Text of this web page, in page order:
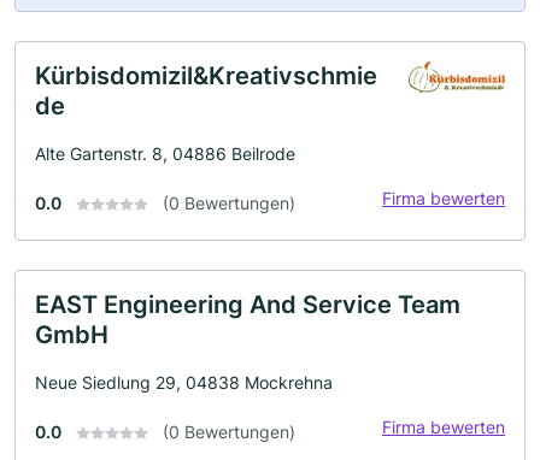
Kürbisdomizil&Kreativschmie
de
Alte Gartenstr. 8, 04886 Beilrode
0.0 (0 Bewertungen) Firma bewerten
EAST Engineering And Service Team
GmbH
Neue Siedlung 29, 04838 Mockrehna
0.0 (0 Bewertungen) Firma bewerten